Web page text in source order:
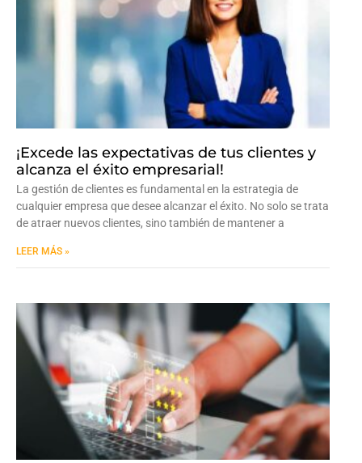
¡Excede las expectativas de tus clientes y
alcanza el éxito empresarial!
La gestión de clientes es fundamental en la estrategia de
cualquier empresa que desee alcanzar el éxito. No solo se trata
de atraer nuevos clientes, sino también de mantener a
LEER MÁS »